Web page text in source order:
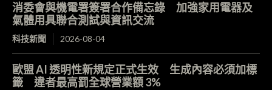
消委會與機電署簽署合作備忘錄 加強家用電器及
氣體用具聯合測試與資訊交流
科技新聞 2026-08-04
歐盟 AI 透明性新規定正式生效 生成內容必須加標
籤 違者最高罰全球營業額 3%